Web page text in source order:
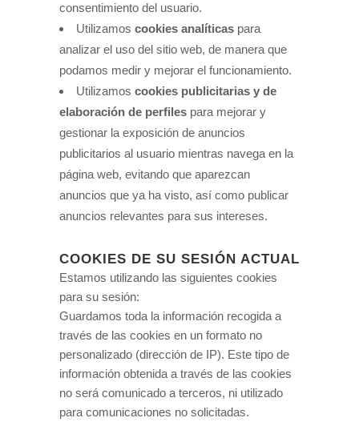
consentimiento del usuario.
Utilizamos cookies analíticas para
analizar el uso del sitio web, de manera que
podamos medir y mejorar el funcionamiento.
Utilizamos cookies publicitarias y de
elaboración de perfiles para mejorar y
gestionar la exposición de anuncios
publicitarios al usuario mientras navega en la
página web, evitando que aparezcan
anuncios que ya ha visto, así como publicar
anuncios relevantes para sus intereses.
COOKIES DE SU SESIÓN ACTUAL
Estamos utilizando las siguientes cookies
para su sesión:
Guardamos toda la información recogida a
través de las cookies en un formato no
personalizado (dirección de IP). Este tipo de
información obtenida a través de las cookies
no será comunicado a terceros, ni utilizado
para comunicaciones no solicitadas.